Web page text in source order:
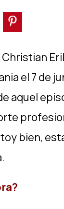
el 7 de
aquel
bien,